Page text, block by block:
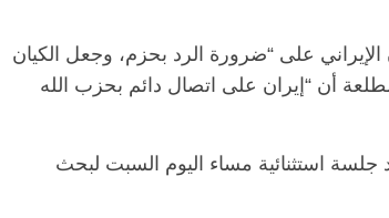
على “ضرورة الرد بحزم، وجعل الكيان
أن “إيران على اتصال دائم بحزب الله
جلسة استثنائية مساء اليوم السبت لبحث